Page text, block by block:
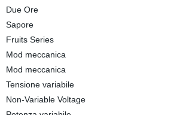
Due Ore
Sapore
Fruits Series
Mod meccanica
Mod meccanica
Tensione variabile
Non-Variable Voltage